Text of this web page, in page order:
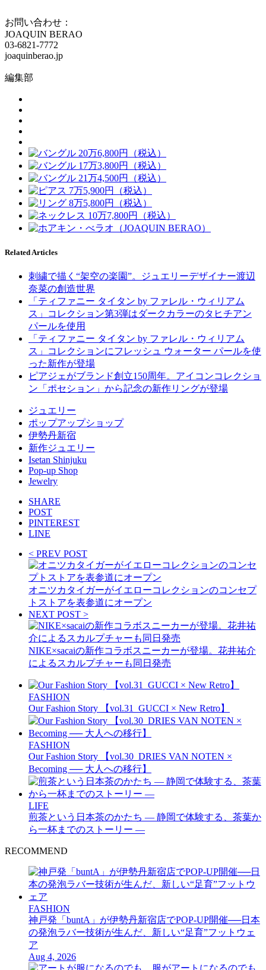
お問い合わせ：
JOAQUIN BERAO
03-6821-7772
joaquinberao.jp
編集部
Related Articles
刺繍で描く“架空の楽園”。ジュエリーデザイナー渡辺
奈菜の創造世界
「ティファニー タイタン by ファレル・ウィリアム
ス」コレクション第3弾はダークカラーのタヒチアン
パールを使用
「ティファニー タイタン by ファレル・ウィリアム
ス」コレクションにフレッシュ ウォーター パールを使
った新作が登場
ピアジェがブランド創立150周年。アイコンコレクショ
ン「ポセション」から記念の新作リングが登場
ジュエリー
ポップアップショップ
伊勢丹新宿
新作ジュエリー
Isetan Shinjuku
Pop-up Shop
Jewelry
SHARE
POST
PINTEREST
LINE
< PREV POST
オニツカタイガーがイエローコレクションのコンセプ
トストアを表参道にオープン
NEXT POST >
NIKE×sacaiの新作コラボスニーカーが登場。花井祐介
によるスカルプチャーも同日発売
FASHION
Our Fashion Story 【vol.31_GUCCI × New Retro】
FASHION
Our Fashion Story 【vol.30_DRIES VAN NOTEN ×
Becoming ── 大人への移行】
LIFE
煎茶という日本茶のかたち — 静岡で体験する、茶葉か
ら一杯までのストーリー —
RECOMMEND
FASHION
神戸発「buntA」が伊勢丹新宿店でPOP-UP開催──日本
の発泡ラバー技術が生んだ、新しい“足育”フットウェ
ア
Aug 4, 2026